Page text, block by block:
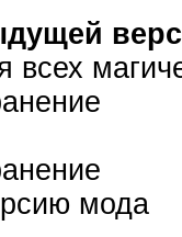
всех
мода